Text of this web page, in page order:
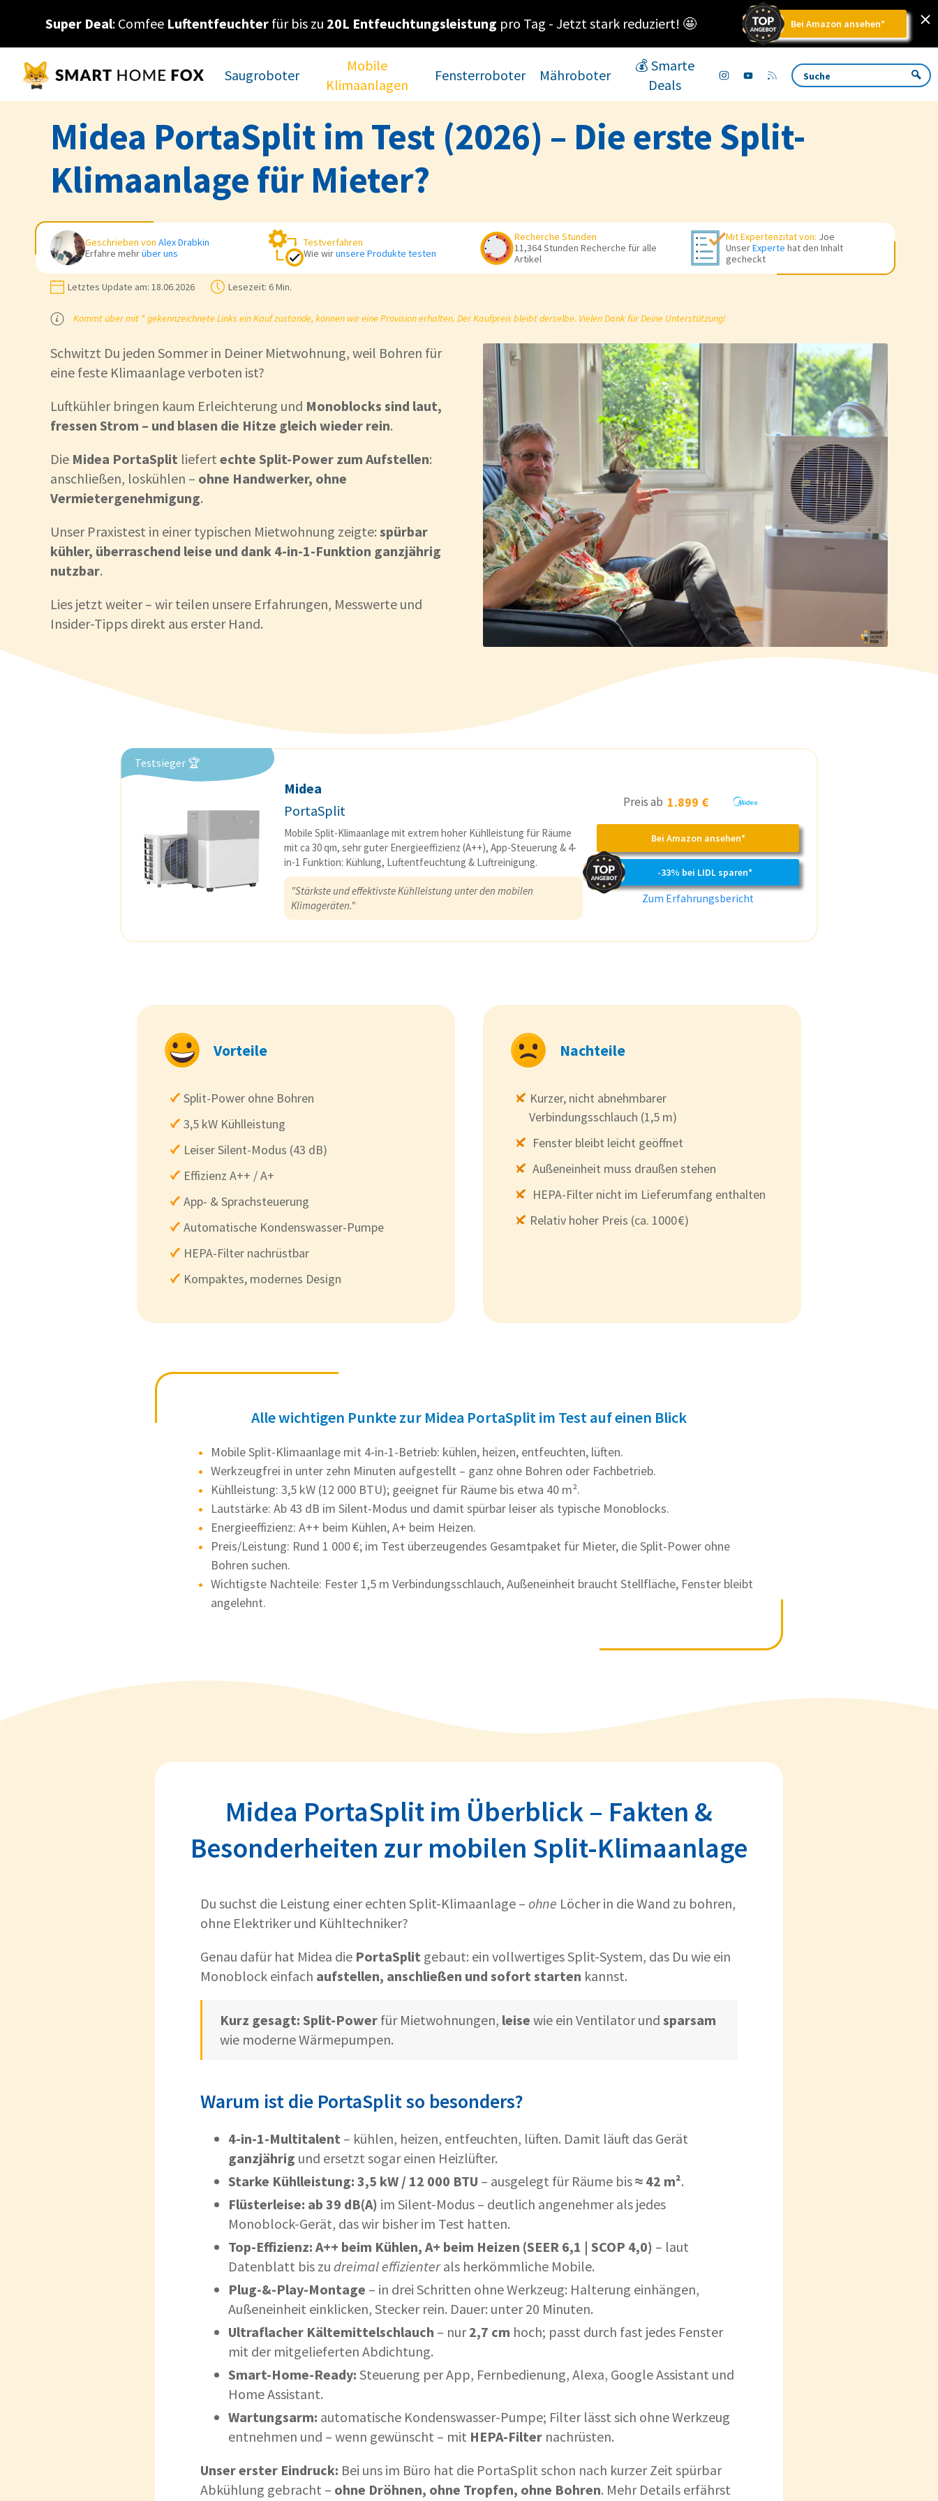
Super Deal: Comfee Luftentfeuchterfür bis zu 20L Entfeuchtungsleistung pro Tag - Jetzt stark reduziert! 🤩 Bei Amazon ansehen*
Saugroboter
Mobile
Klimaanlagen
Fensterroboter Mähroboter
💰 Smarte
Deals
Midea PortaSplit im Test (2026) – Die erste Split-
Klimaanlage für Mieter?
Geschrieben von Alex Drabkin
Erfahre mehrüber uns
Testverfahren
Wie wirunsere Produkte testen
Recherche Stunden
11,364 Stunden Recherche für alle
Artikel
Mit Expertenzitat von: Joe
UnserExperte hat den Inhalt
gecheckt
Letztes Update am: 18.06.2026 Lesezeit: 6 Min.
Kommt über mit * gekennzeichnete Links ein Kauf zustande, können wir eine Provision erhalten. Der Kaufpreis bleibt derselbe. Vielen Dank für Deine Unterstützung!
Schwitzt Du jeden Sommer in Deiner Mietwohnung, weil Bohren für
eine feste Klimaanlage verboten ist?
Luftkühler bringen kaum Erleichterung und Monoblocks sind laut,
fressen Strom – und blasen die Hitze gleich wieder rein.
Die Midea PortaSplit liefert echte Split-Power zum Aufstellen:
anschließen, loskühlen – ohne Handwerker, ohne
Vermietergenehmigung.
Unser Praxistest in einer typischen Mietwohnung zeigte: spürbar
kühler, überraschend leise und dank 4-in-1-Funktion ganzjährig
nutzbar.
Lies jetzt weiter – wir teilen unsere Erfahrungen, Messwerte und
Insider-Tipps direkt aus erster Hand.
Testsieger 🏆
Midea
PortaSplit
Mobile Split-Klimaanlage mit extrem hoher Kühlleistung für Räume
mit ca 30 qm, sehr guter Energieeffizienz (A++), App-Steuerung & 4-
in-1 Funktion: Kühlung, Luftentfeuchtung & Luftreinigung.
"Stärkste und effektivste Kühlleistung unter den mobilen
Klimageräten."
Preis ab 1.899 €
Bei Amazon ansehen*
-33% bei LIDL sparen*
Zum Erfahrungsbericht
Vorteile
Split-Power ohne Bohren
3,5 kW Kühlleistung
Leiser Silent-Modus (43 dB)
Effizienz A++ / A+
App- & Sprachsteuerung
Automatische Kondenswasser-Pumpe
HEPA-Filter nachrüstbar
Kompaktes, modernes Design
Nachteile
Kurzer, nicht abnehmbarer
Verbindungsschlauch (1,5 m)
Fenster bleibt leicht geöffnet
Außeneinheit muss draußen stehen
HEPA-Filter nicht im Lieferumfang enthalten
Relativ hoher Preis (ca. 1000 €)
Alle wichtigen Punkte zur Midea PortaSplit im Test auf einen Blick
Mobile Split-Klimaanlage mit 4-in-1-Betrieb: kühlen, heizen, entfeuchten, lüften.
Werkzeugfrei in unter zehn Minuten aufgestellt – ganz ohne Bohren oder Fachbetrieb.
Kühlleistung: 3,5 kW (12 000 BTU); geeignet für Räume bis etwa 40 m².
Lautstärke: Ab 43 dB im Silent-Modus und damit spürbar leiser als typische Monoblocks.
Energieeffizienz: A++ beim Kühlen, A+ beim Heizen.
Preis/Leistung: Rund 1 000 €; im Test überzeugendes Gesamtpaket für Mieter, die Split-Power ohne
Bohren suchen.
Wichtigste Nachteile: Fester 1,5 m Verbindungsschlauch, Außeneinheit braucht Stellfläche, Fenster bleibt
angelehnt.
Midea PortaSplit im Überblick – Fakten &
Besonderheiten zur mobilen Split-Klimaanlage
Du suchst die Leistung einer echten Split-Klimaanlage – ohne Löcher in die Wand zu bohren,
ohne Elektriker und Kühltechniker?
Genau dafür hat Midea die PortaSplit gebaut: ein vollwertiges Split-System, das Du wie ein
Monoblock einfach aufstellen, anschließen und sofort starten kannst.
Kurz gesagt: Split-Power für Mietwohnungen, leise wie ein Ventilator und sparsam
wie moderne Wärmepumpen.
Warum ist die PortaSplit so besonders?
4-in-1-Multitalent – kühlen, heizen, entfeuchten, lüften. Damit läuft das Gerät
ganzjährig und ersetzt sogar einen Heizlüfter.
Starke Kühlleistung: 3,5 kW / 12 000 BTU – ausgelegt für Räume bis≈ 42 m².
Flüsterleise: ab 39 dB(A) im Silent-Modus – deutlich angenehmer als jedes
Monoblock-Gerät, das wir bisher im Test hatten.
Top-Effizienz: A++ beim Kühlen, A+ beim Heizen (SEER 6,1 | SCOP 4,0) – laut
Datenblatt bis zu dreimal effizienterals herkömmliche Mobile.
Plug-&-Play-Montage – in drei Schritten ohne Werkzeug: Halterung einhängen,
Außeneinheit einklicken, Stecker rein. Dauer: unter 20 Minuten.
Ultraflacher Kältemittelschlauch – nur2,7 cm hoch; passt durch fast jedes Fenster
mit der mitgelieferten Abdichtung.
Smart-Home-Ready: Steuerung per App, Fernbedienung, Alexa, Google Assistant und
Home Assistant.
Wartungsarm: automatische Kondenswasser-Pumpe; Filter lässt sich ohne Werkzeug
entnehmen und – wenn gewünscht – mit HEPA-Filter nachrüsten.
Unser erster Eindruck: Bei uns im Büro hat die PortaSplit schon nach kurzer Zeit spürbar
Abkühlung gebracht – ohne Dröhnen, ohne Tropfen, ohne Bohren. Mehr Details erfährst